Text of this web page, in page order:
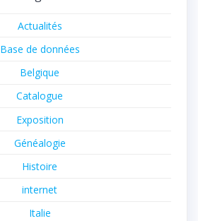
Actualités
Base de données
Belgique
Catalogue
Exposition
Généalogie
Histoire
internet
Italie